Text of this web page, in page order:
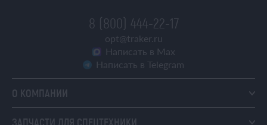
8 (800) 444-22-17
opt@traker.ru
Написать в Max
Написать в Telegram
О КОМПАНИИ
ЗАПЧАСТИ ДЛЯ СПЕЦТЕХНИКИ